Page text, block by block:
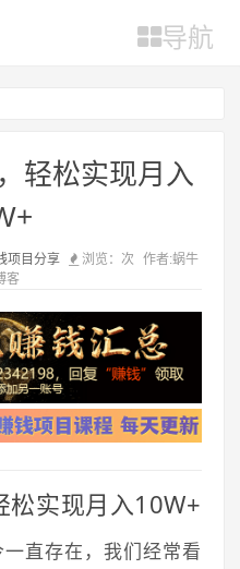
导航
轻松实现月入
项目分享 浏览： 次
作者:蜗牛
客
松实现月入10W+
直存在，我们经常看